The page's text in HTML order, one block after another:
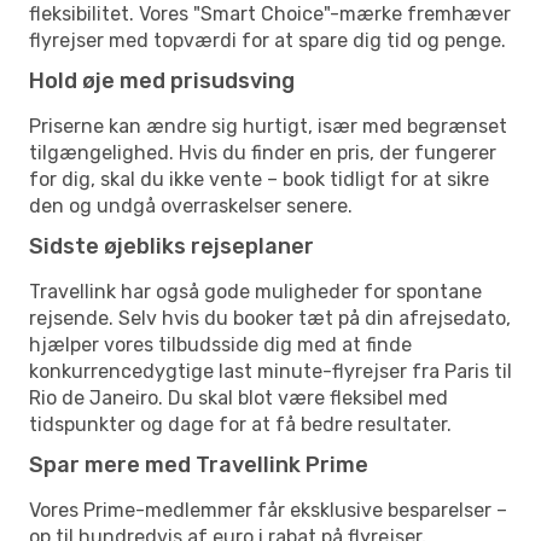
fleksibilitet. Vores "Smart Choice"-mærke fremhæver
flyrejser med topværdi for at spare dig tid og penge.
Hold øje med prisudsving
Priserne kan ændre sig hurtigt, især med begrænset
tilgængelighed. Hvis du finder en pris, der fungerer
for dig, skal du ikke vente – book tidligt for at sikre
den og undgå overraskelser senere.
Sidste øjebliks rejseplaner
Travellink har også gode muligheder for spontane
rejsende. Selv hvis du booker tæt på din afrejsedato,
hjælper vores tilbudsside dig med at finde
konkurrencedygtige last minute-flyrejser fra Paris til
Rio de Janeiro. Du skal blot være fleksibel med
tidspunkter og dage for at få bedre resultater.
Spar mere med Travellink Prime
Vores Prime-medlemmer får eksklusive besparelser –